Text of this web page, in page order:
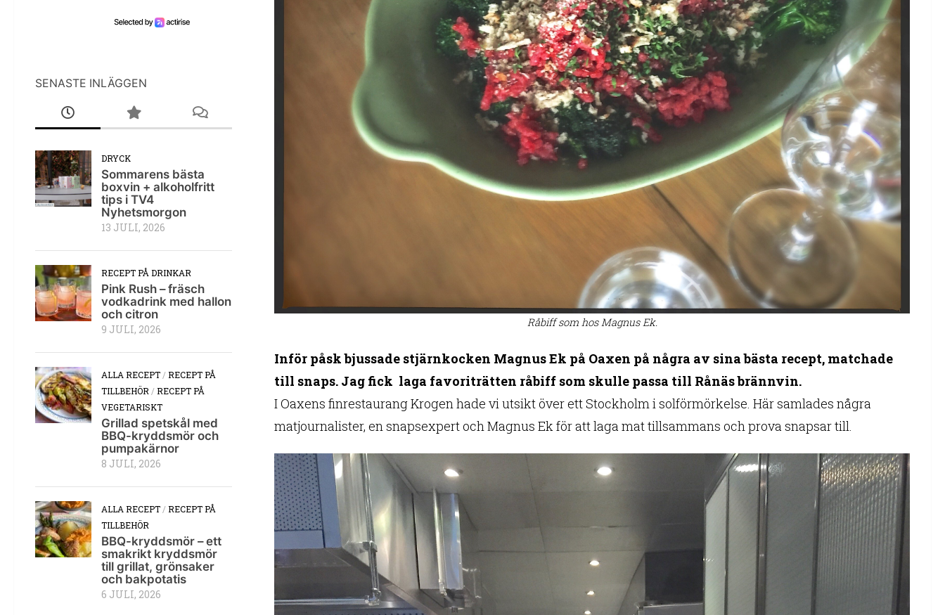
Råbiff som hos Magnus Ek.
Inför påsk bjussade stjärnkocken Magnus Ek på Oaxen på några av sina bästa recept, matchade
till snaps. Jag fick laga favoriträtten råbiff som skulle passa till Rånäs brännvin.
I Oaxens finrestaurang Krogen hade vi utsikt över ett Stockholm i solförmörkelse. Här samlades några
matjournalister, en snapsexpert och Magnus Ek för att laga mat tillsammans och prova snapsar till.
SENASTE INLÄGGEN
DRYCK
Sommarens bästa
boxvin + alkoholfritt
tips i TV4
Nyhetsmorgon
13 JULI, 2026
RECEPT PÅ DRINKAR
Pink Rush – fräsch
vodkadrink med hallon
och citron
9 JULI, 2026
ALLA RECEPT/RECEPT PÅ
TILLBEHÖR/RECEPT PÅ
VEGETARISKT
Grillad spetskål med
BBQ-kryddsmör och
pumpakärnor
8 JULI, 2026
ALLA RECEPT/RECEPT PÅ
TILLBEHÖR
BBQ-kryddsmör – ett
smakrikt kryddsmör
till grillat, grönsaker
och bakpotatis
6 JULI, 2026